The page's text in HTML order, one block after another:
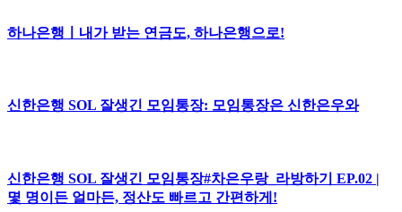
하나은행ㅣ내가 받는 연금도, 하나은행으로!
신한은행 SOL 잘생긴 모임통장: 모임통장은 신한은우와
신한은행 SOL 잘생긴 모임통장#차은우랑_라방하기 EP.02 |
몇 명이든 얼마든, 정산도 빠르고 간편하게!